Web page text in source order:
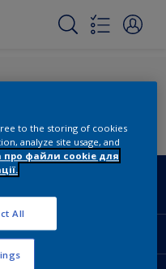
to the storing of cookies
analyze site usage, and
про файли cookie для
All